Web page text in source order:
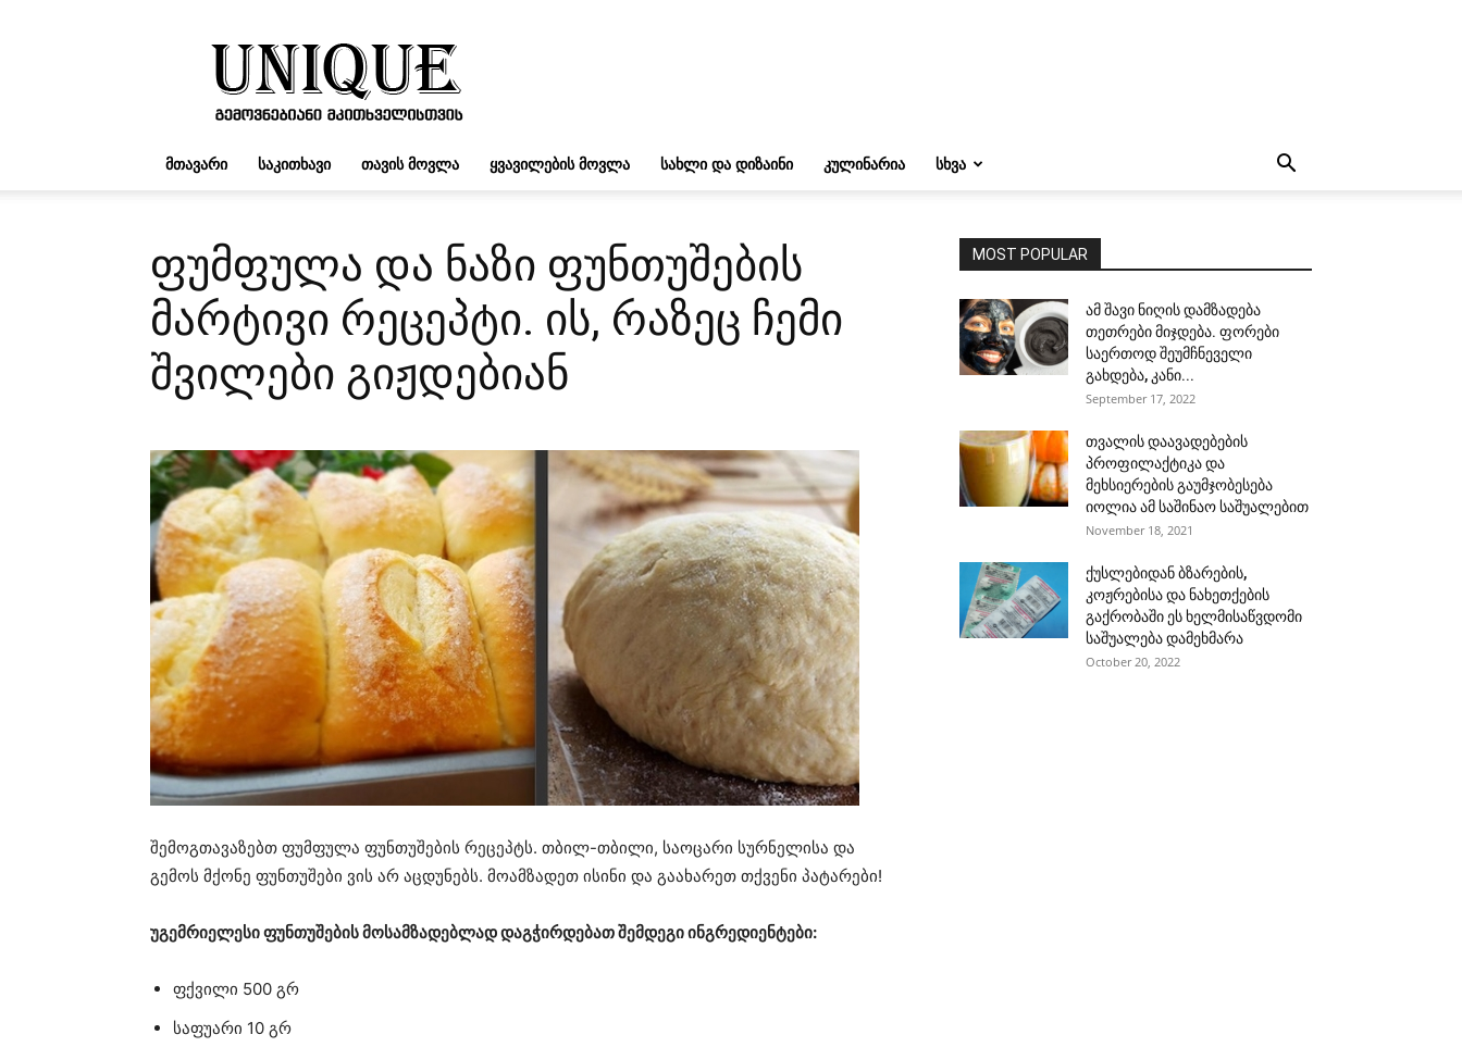
UNIQUE.GE
ᲛᲗᲐᲕᲐᲠᲘ ᲡᲐᲙᲘᲗᲮᲐᲕᲘ ᲗᲐᲕᲘᲡ ᲛᲝᲕᲚᲐ ᲧᲕᲐᲕᲘᲚᲔᲑᲘᲡ ᲛᲝᲕᲚᲐ ᲡᲐᲮᲚᲘ ᲓᲐ ᲓᲘᲖᲐᲘᲜᲘ ᲙᲣᲚᲘᲜᲐᲠᲘᲐ ᲡᲮᲕᲐ
ფუმფულა და ნაზი ფუნთუშების
მარტივი რეცეპტი. ის, რაზეც ჩემი
შვილები გიჟდებიან
შემოგთავაზებთ ფუმფულა ფუნთუშების რეცეპტს. თბილ-თბილი, საოცარი სურნელისა და
გემოს მქონე ფუნთუშები ვის არ აცდუნებს. მოამზადეთ ისინი და გაახარეთ თქვენი პატარები!
უგემრიელესი ფუნთუშების მოსამზადებლად დაგჭირდებათ შემდეგი ინგრედიენტები:
ფქვილი 500 გრ
საფუარი 10 გრ
MOST POPULAR
ამ შავი ნიღის დამზადება
თეთრები მიჯდება. ფორები
საერთოდ შეუმჩნეველი
გახდება, კანი...
September 17, 2022
თვალის დაავადებების
პროფილაქტიკა და
მეხსიერების გაუმჯობესება
იოლია ამ საშინაო საშუალებით
November 18, 2021
ქუსლებიდან ბზარების,
კოჟრებისა და ნახეთქების
გაქრობაში ეს ხელმისაწვდომი
საშუალება დამეხმარა
October 20, 2022